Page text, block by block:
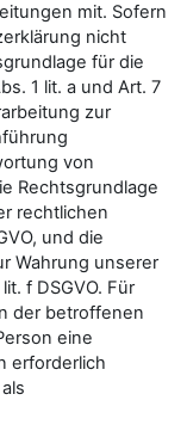
mit. Sofern
nicht
für die
1 lit. a und Art. 7
zur
von
Rechtsgrundlage
rechtlichen
und die
Wahrung unserer
f DSGVO. Für
der betroffenen
eine
erforderlich